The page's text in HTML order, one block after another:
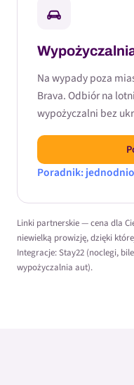
Na wypady poza
Brava. Odbiór na
wypożyczalni bez
Poradnik:
Linki partnerskie — cena dla
niewielką prowizję, dzięki
Integracje: Stay22 (noclegi,
wypożyczalnia aut).